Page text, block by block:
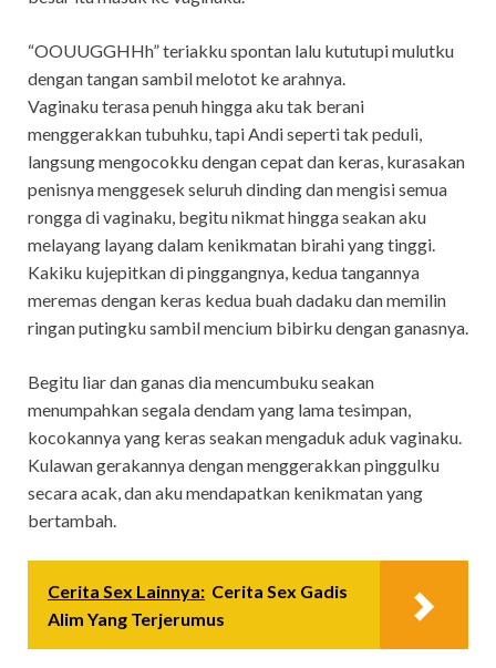
“OOUUGGHHh” teriakku spontan lalu kututupi mulutku
dengan tangan sambil melotot ke arahnya.
Vaginaku terasa penuh hingga aku tak berani
menggerakkan tubuhku, tapi Andi seperti tak peduli,
langsung mengocokku dengan cepat dan keras, kurasakan
penisnya menggesek seluruh dinding dan mengisi semua
rongga di vaginaku, begitu nikmat hingga seakan aku
melayang layang dalam kenikmatan birahi yang tinggi.
Kakiku kujepitkan di pinggangnya, kedua tangannya
meremas dengan keras kedua buah dadaku dan memilin
ringan putingku sambil mencium bibirku dengan ganasnya.
Begitu liar dan ganas dia mencumbuku seakan
menumpahkan segala dendam yang lama tesimpan,
kocokannya yang keras seakan mengaduk aduk vaginaku.
Kulawan gerakannya dengan menggerakkan pinggulku
secara acak, dan aku mendapatkan kenikmatan yang
bertambah.
Cerita Sex Lainnya: Cerita Sex Gadis
Alim Yang Terjerumus